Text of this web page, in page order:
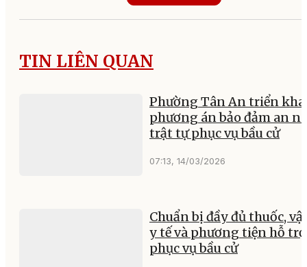
TIN LIÊN QUAN
Phường Tân An triển
phương án bảo đảm an
trật tự phục vụ bầu cử
07:13, 14/03/2026
Chuẩn bị đầy đủ thuốc,
y tế và phương tiện hỗ trợ
phục vụ bầu cử